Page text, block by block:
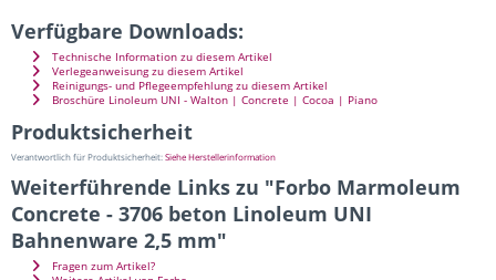
Verfügbare Downloads:
Technische Information zu diesem Artikel
Verlegeanweisung zu diesem Artikel
Reinigungs- und Pflegeempfehlung zu diesem Artikel
Broschüre Linoleum UNI - Walton | Concrete | Cocoa | Piano
Produktsicherheit
Verantwortlich für Produktsicherheit:Siehe Herstellerinformation
Weiterführende Links zu "Forbo Marmoleum
Concrete - 3706 beton Linoleum UNI
Bahnenware 2,5 mm"
Fragen zum Artikel?